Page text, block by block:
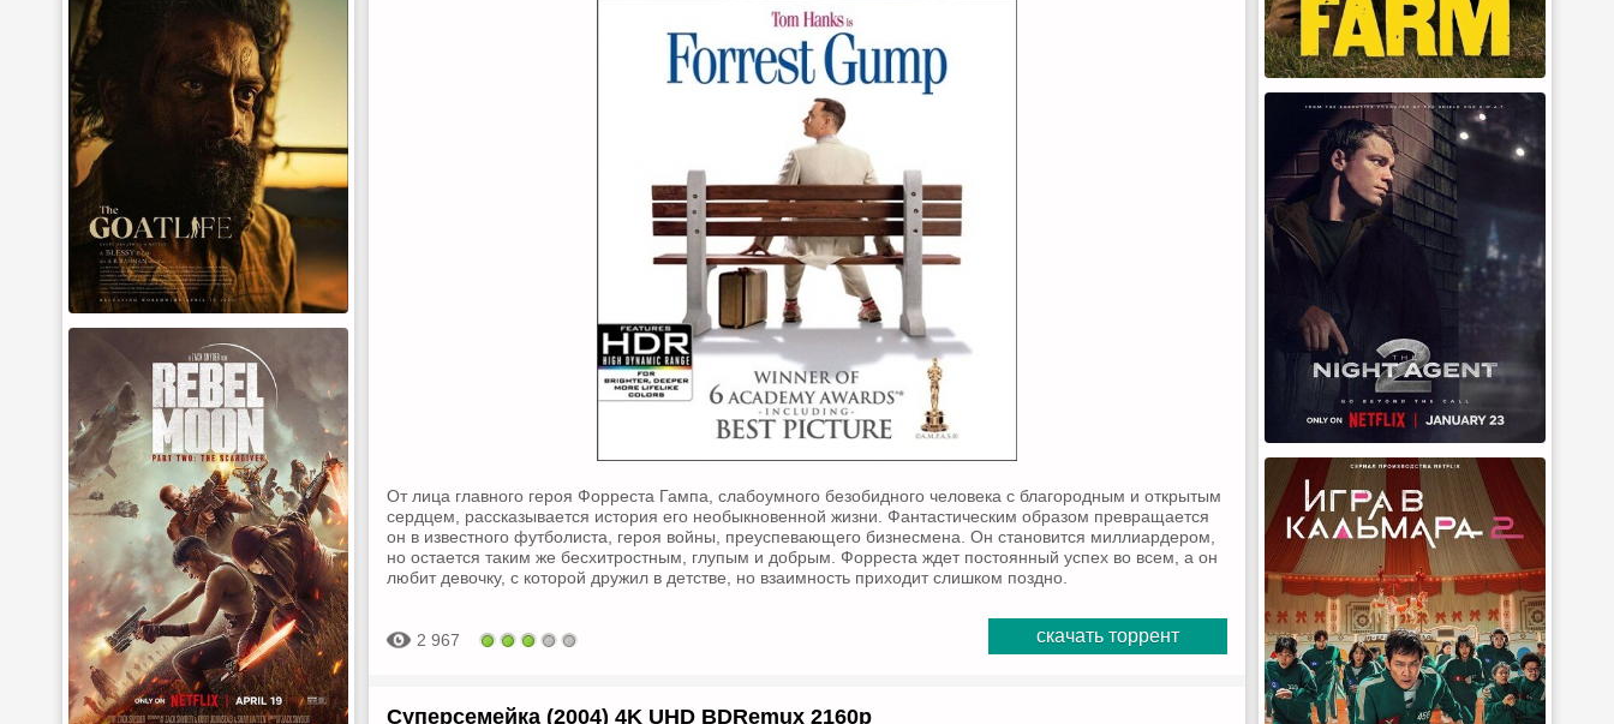
От лица главного героя Форреста Гампа, слабоумного безобидного человека с благородным и открытым
сердцем, рассказывается история его необыкновенной жизни. Фантастическим образом превращается
он в известного футболиста, героя войны, преуспевающего бизнесмена. Он становится миллиардером,
но остается таким же бесхитростным, глупым и добрым. Форреста ждет постоянный успех во всем, а он
любит девочку, с которой дружил в детстве, но взаимность приходит слишком поздно.
2 967 скачать торрент
Суперсемейка (2004) 4K UHD BDRemux 2160p